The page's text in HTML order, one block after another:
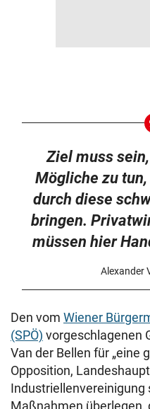
Ziel muss
Mögliche zu
durch diese
bringen.
müssen hier
Alexander
Den vom Wiener
(SPÖ) vorgeschlagenen
Van der Bellen für „eine
Opposition,
Industriellenvereinigung
Maßnahmen